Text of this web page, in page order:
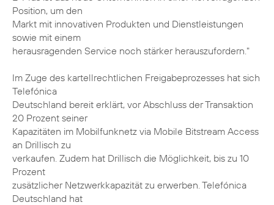
Position, um den
Markt mit innovativen Produkten und Dienstleistungen
sowie mit einem
herausragenden Service noch stärker herauszufordern."
Im Zuge des kartellrechtlichen Freigabeprozesses hat sich
Telefónica
Deutschland bereit erklärt, vor Abschluss der Transaktion
20 Prozent seiner
Kapazitäten im Mobilfunknetz via Mobile Bitstream Access
an Drillisch zu
verkaufen. Zudem hat Drillisch die Möglichkeit, bis zu 10
Prozent
zusätzlicher Netzwerkkapazität zu erwerben. Telefónica
Deutschland hat